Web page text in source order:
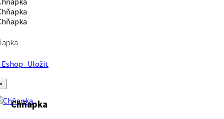
Uložit
Chňapka